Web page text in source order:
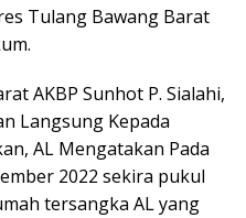
Tulang Bawang Barat
AKBP Sunhot P. Sialahi,
Langsung Kepada
AL Mengatakan Pada
2022 sekira pukul
tersangka AL yang